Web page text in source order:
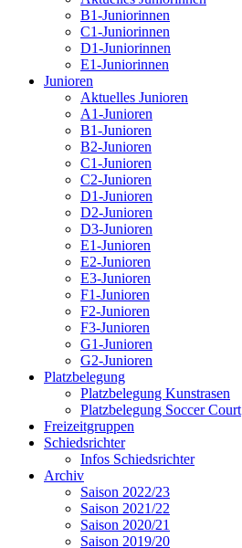
B1-Juniorinnen
C1-Juniorinnen
D1-Juniorinnen
E1-Juniorinnen
Junioren
Aktuelles Junioren
A1-Junioren
B1-Junioren
B2-Junioren
C1-Junioren
C2-Junioren
D1-Junioren
D2-Junioren
D3-Junioren
E1-Junioren
E2-Junioren
E3-Junioren
F1-Junioren
F2-Junioren
F3-Junioren
G1-Junioren
G2-Junioren
Platzbelegung
Platzbelegung Kunstrasen
Platzbelegung Soccer Court
Freizeitgruppen
Schiedsrichter
Infos Schiedsrichter
Archiv
Saison 2022/23
Saison 2021/22
Saison 2020/21
Saison 2019/20